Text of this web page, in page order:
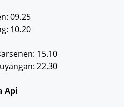
09.25
10.20
15.10
22.30
Api